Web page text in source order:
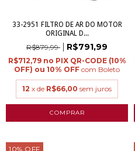
33-2951 FILTRO DE AR DO MOTOR
ORIGINAL D...
R$879,99 R$791,99
R$712,79
com Boleto
12 x de R$66,00 sem juros
10% OFF